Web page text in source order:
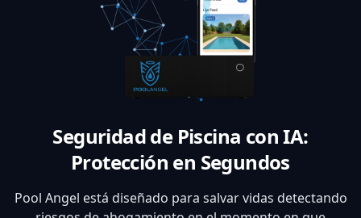
Seguridad de Piscina con IA:
Protección en Segundos
Pool Angel está diseñado para salvar vidas detectando